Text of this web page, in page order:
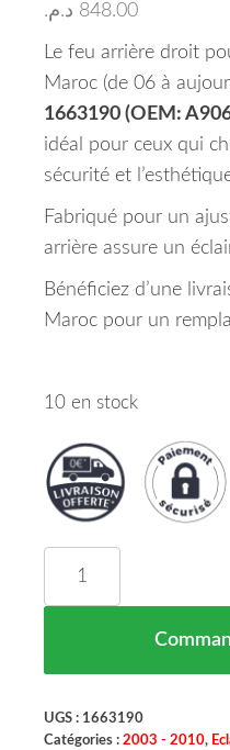
848.00 د.م.
Le feu arrière droit
Maroc (de 06 à
1663190 (OEM:
idéal pour ceux qui
sécurité et
Fabriqué pour un
arrière assure un
Bénéficiez d’une
Maroc pour un
10 en stock
UGS : 1663190
Catégories : 2003 - 2010,